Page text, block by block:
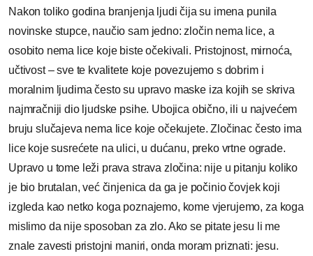
Nakon toliko godina branjenja ljudi čija su imena punila
novinske stupce, naučio sam jedno: zločin nema lice, a
osobito nema lice koje biste očekivali. Pristojnost, mirnoća,
učtivost – sve te kvalitete koje povezujemo s dobrim i
moralnim ljudima često su upravo maske iza kojih se skriva
najmračniji dio ljudske psihe. Ubojica obično, ili u najvećem
bruju slučajeva nema lice koje očekujete. Zločinac često ima
lice koje susrećete na ulici, u dućanu, preko vrtne ograde.
Upravo u tome leži prava strava zločina: nije u pitanju koliko
je bio brutalan, već činjenica da ga je počinio čovjek koji
izgleda kao netko koga poznajemo, kome vjerujemo, za koga
mislimo da nije sposoban za zlo. Ako se pitate jesu li me
znale zavesti pristojni maniri, onda moram priznati: jesu.